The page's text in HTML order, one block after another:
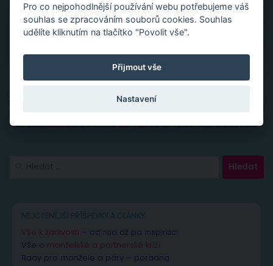
NEJČTENĚJŠÍ PŘÍSPĚVKY A ČLÁNKY
Vše k žárlivosti – od rad až po inspiraci
Vše o manželské a partnerské krizi
Rady pro manžele a páry – poradna
Pro co nejpohodlnější používání webu potřebujeme váš
souhlas se zpracováním souborů cookies. Souhlas
udělíte kliknutím na tlačítko "Povolit vše".
Přijmout vše
Nastavení